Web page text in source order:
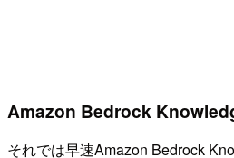
Amazon Bedrock
それでは早速Amazon Bedrock